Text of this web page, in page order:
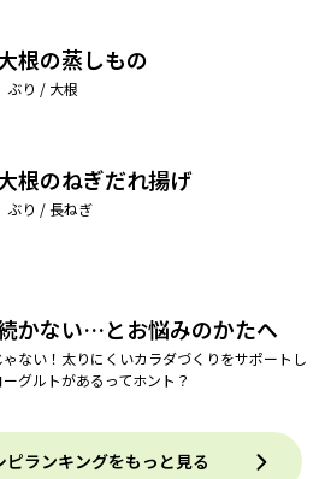
根の蒸しもの
ぶり / 大根
根のねぎだれ揚げ
ぶり / 長ねぎ
かない…とお悩みのかたへ
ない！太りにくいカラダづくりをサポートし
グルトがあるってホント？
ランキングをもっと見る